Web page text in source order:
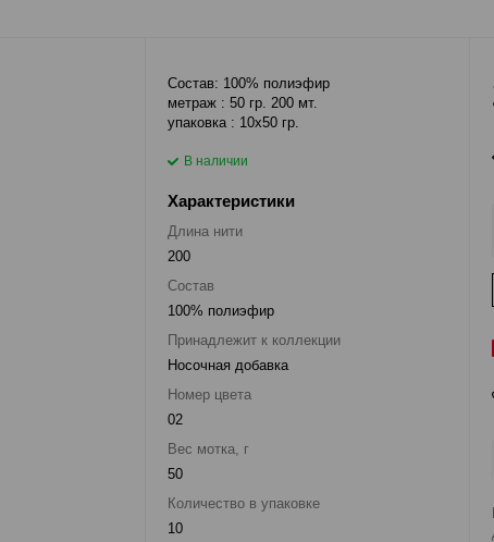
Состав: 100% полиэфир
метраж : 50 гр. 200 мт.
упаковка : 10x50 гр.
В наличии
Характеристики
Длина нити
200
Состав
100% полиэфир
Принадлежит к коллекции
Носочная добавка
Номер цвета
02
Вес мотка, г
50
Количество в упаковке
10